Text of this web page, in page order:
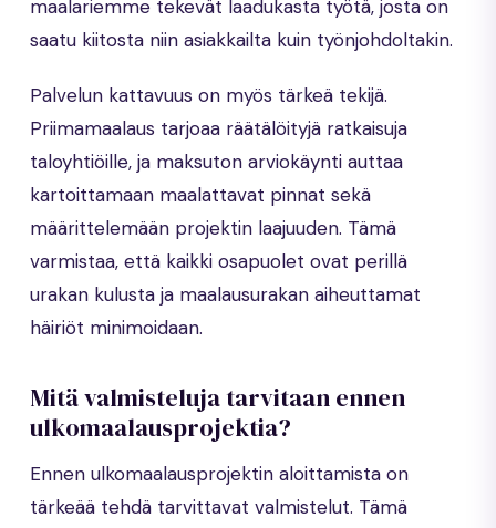
maalariemme tekevät laadukasta työtä, josta on
saatu kiitosta niin asiakkailta kuin työnjohdoltakin.
Palvelun kattavuus on myös tärkeä tekijä.
Priimamaalaus tarjoaa räätälöityjä ratkaisuja
taloyhtiöille, ja maksuton arviokäynti auttaa
kartoittamaan maalattavat pinnat sekä
määrittelemään projektin laajuuden. Tämä
varmistaa, että kaikki osapuolet ovat perillä
urakan kulusta ja maalausurakan aiheuttamat
häiriöt minimoidaan.
Mitä valmisteluja tarvitaan ennen
ulkomaalausprojektia?
Ennen ulkomaalausprojektin aloittamista on
tärkeää tehdä tarvittavat valmistelut. Tämä